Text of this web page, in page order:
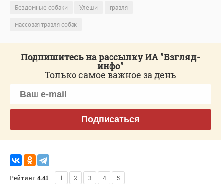
Бездомные собаки Улеши
травля
массовая травля собак
Подпишитесь на рассылку ИА "Взгляд-
инфо"
Только самое важное за день
Подписаться
Рейтинг:4.41 1 2 3 4 5